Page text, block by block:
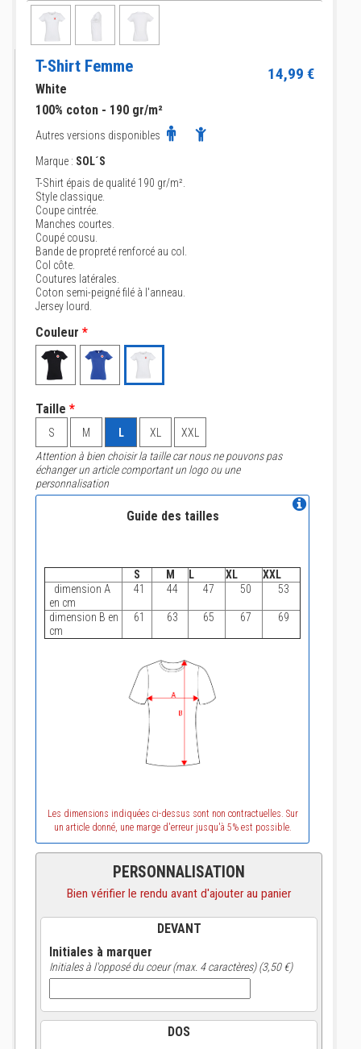
T-Shirt Femme 14,99 €
White
100% coton - 190 gr/m²
Autres versions disponibles
Marque : SOL´S
T-Shirt épais de qualité 190 gr/m².
Style classique.
Coupe cintrée.
Manches courtes.
Coupé cousu.
Bande de propreté renforcé au col.
Col côte.
Coutures latérales.
Coton semi-peigné filé à l'anneau.
Jersey lourd.
Couleur *
Taille *
S M L XL
XXL
Attention à bien choisir la taille car nous ne pouvons pas
échanger un article comportant un logo ou une
personnalisation
Guide des tailles
S M L XL
XXL
dimension A
en cm
41 44 47 50 53
dimension B en
cm
61 63 65 67 69
Les dimensions indiquées ci-dessus sont non contractuelles. Sur
un article donné, une marge d'erreur jusqu'à 5% est possible.
PERSONNALISATION
Bien vérifier le rendu avant d'ajouter au panier
DEVANT
Initiales à marquer
Initiales à l'opposé du coeur (max. 4 caractères) (3,50 €)
DOS